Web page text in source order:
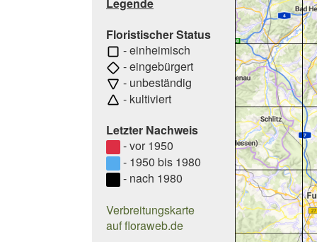
Legende
Floristischer Status
- einheimisch
- eingebürgert
- unbeständig
- kultiviert
Letzter Nachweis
- vor 1950
- 1950 bis 1980
- nach 1980
Verbreitungskarte
auf floraweb.de